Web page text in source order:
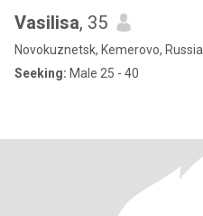
Vasilisa, 35
Novokuznetsk, Kemerovo, Russia
Seeking: Male 25 - 40